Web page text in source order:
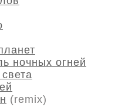
ночных огней
(remix)